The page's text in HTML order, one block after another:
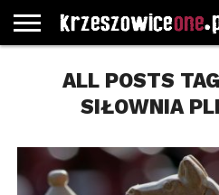
GŁÓWNA
WYBORY
SAMORZĄDOWE
WYBIERZ
KATEGORIE
ROZKŁADY
JAZDY
GREGORCZYK
WATCH
KONTAKT
ALL POSTS
SIŁOWNIA